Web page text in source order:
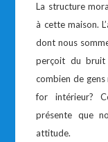
La structure
à cette maison.
dont nous
perçoit du bruit
combien de
for intérieur?
présente que
attitude.